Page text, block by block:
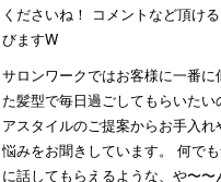
くださいね！ コメントなど頂け
びますW
サロンワークではお客様に一番に
た髪型で毎日過ごしてもらいたい
アスタイルのご提案からお手入れ
悩みをお聞きしています。 何で
に話してもらえるような、や〜〜